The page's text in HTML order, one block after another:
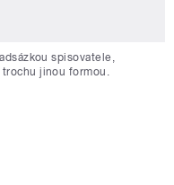
spisovatele,
jinou formou.